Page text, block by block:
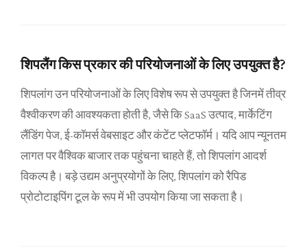
शिपलैंग किस प्रकार की परियोजनाओं के लिए उपयुक्त है?
शिपलांग उन परियोजनाओं के लिए विशेष रूप से उपयुक्त है जिनमें तीव्र
वैश्वीकरण की आवश्यकता होती है, जैसे कि SaaS उत्पाद, मार्केटिंग
लैंडिंग पेज, ई-कॉमर्स वेबसाइट और कंटेंट प्लेटफॉर्म। यदि आप न्यूनतम
लागत पर वैश्विक बाजार तक पहुंचना चाहते हैं, तो शिपलांग आदर्श
विकल्प है। बड़े उद्यम अनुप्रयोगों के लिए, शिपलांग को रैपिड
प्रोटोटाइपिंग टूल के रूप में भी उपयोग किया जा सकता है।